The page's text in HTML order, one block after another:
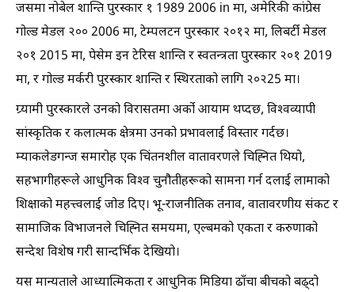
जसमा नोबेल शान्ति पुरस्कार १ 1989 2006 in मा, अमेरिकी कांग्रेस
गोल्ड मेडल २०० 2006 मा, टेम्पलटन पुरस्कार २०१२ मा, लिबर्टी मेडल
२०१ 2015 मा, पेसेम इन टेरिस शान्ति र स्वतन्त्रता पुरस्कार २०१ 2019
मा, र गोल्ड मर्करी पुरस्कार शान्ति र स्थिरताको लागि २०२25 मा।
ग्र्यामी पुरस्कारले उनको विरासतमा अर्को आयाम थप्दछ, विश्वव्यापी
सांस्कृतिक र कलात्मक क्षेत्रमा उनको प्रभावलाई विस्तार गर्दछ।
म्याकलेडगन्ज समारोह एक चिंतनशील वातावरणले चिह्नित थियो,
सहभागीहरूले आधुनिक विश्व चुनौतीहरूको सामना गर्न दलाई लामाको
शिक्षाको महत्त्वलाई जोड दिए। भू-राजनीतिक तनाव, वातावरणीय संकट र
सामाजिक विभाजनले चिह्नित समयमा, एल्बमको एकता र करुणाको
सन्देश विशेष गरी सान्दर्भिक देखियो।
यस मान्यताले आध्यात्मिकता र आधुनिक मिडिया ढाँचा बीचको बढ्दो